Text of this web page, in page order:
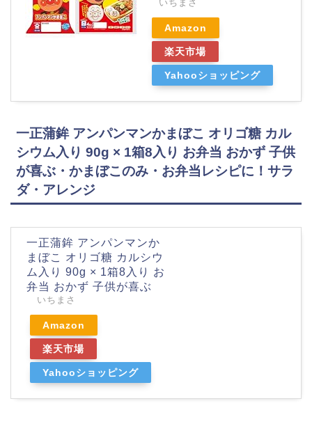
いちまさ
Amazon
楽天市場
Yahooショッピング
一正蒲鉾 アンパンマンかまぼこ オリゴ糖 カル
シウム入り 90g × 1箱8入り お弁当 おかず 子供
が喜ぶ・かまぼこのみ・お弁当レシピに！サラ
ダ・アレンジ
一正蒲鉾 アンパンマンか
まぼこ オリゴ糖 カルシウ
ム入り 90g × 1箱8入り お
弁当 おかず 子供が喜ぶ
いちまさ
Amazon
楽天市場
Yahooショッピング